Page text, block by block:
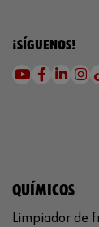
¡SÍGUENOS!
QUÍMICOS
Limpiador de